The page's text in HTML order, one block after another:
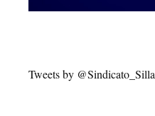
Tweets by @Sindicato_Silla